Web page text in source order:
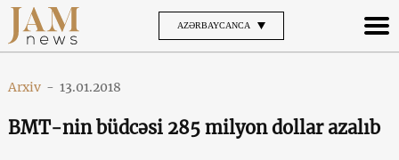
AZƏRBAYCANCA
Arxiv - 13.01.2018
BMT-nin büdcəsi 285 milyon dollar azalıb